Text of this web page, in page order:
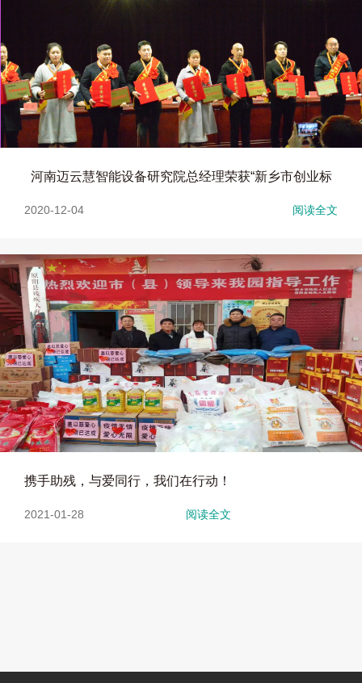
河南迈云慧智能设备研究院总经理荣获“新乡市创业标
2020-12-04 阅读全文
携手助残，与爱同行，我们在行动！
2021-01-28 阅读全文